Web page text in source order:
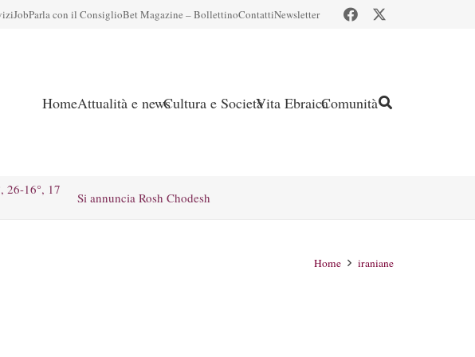
JobParla con il ConsiglioBet Magazine – BollettinoContattiNewsletter
HomeAttualità e newsCultura e SocietàVita EbraicaComunità
26-16°, 17
Si annuncia Rosh Chodesh
Home iraniane